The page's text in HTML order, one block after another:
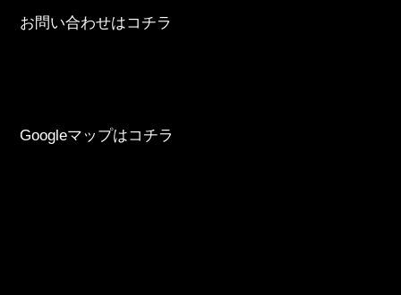
お問い合わせはコチラ
Googleマップはコチラ